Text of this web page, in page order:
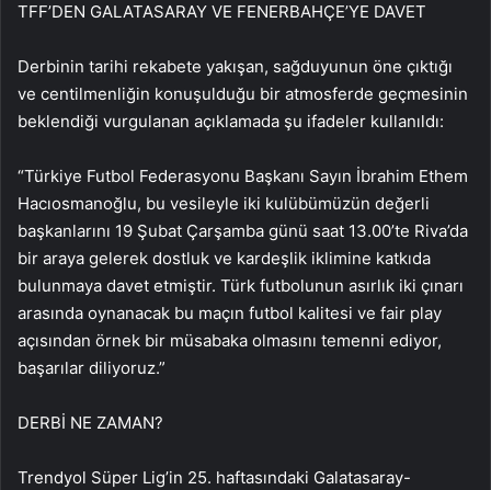
TFF’DEN GALATASARAY VE FENERBAHÇE’YE DAVET
Derbinin tarihi rekabete yakışan, sağduyunun öne çıktığı
ve centilmenliğin konuşulduğu bir atmosferde geçmesinin
beklendiği vurgulanan açıklamada şu ifadeler kullanıldı:
“Türkiye Futbol Federasyonu Başkanı Sayın İbrahim Ethem
Hacıosmanoğlu, bu vesileyle iki kulübümüzün değerli
başkanlarını 19 Şubat Çarşamba günü saat 13.00’te Riva’da
bir araya gelerek dostluk ve kardeşlik iklimine katkıda
bulunmaya davet etmiştir. Türk futbolunun asırlık iki çınarı
arasında oynanacak bu maçın futbol kalitesi ve fair play
açısından örnek bir müsabaka olmasını temenni ediyor,
başarılar diliyoruz.”
DERBİ NE ZAMAN?
Trendyol Süper Lig’in 25. haftasındaki Galatasaray-